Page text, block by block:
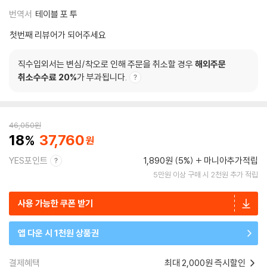
번역서 테이블 포 투
첫번째 리뷰어가 되어주세요
직수입외서는 변심/착오로 인해 주문을 취소할 경우 해외주문
취소수수료 20%가 부과됩니다.
46,050원
18 37,760
YES포인트 1,890원 (5%) 마니아추가적립
5만원 이상 구매 시 2천원 추가 적립
사용 가능한 쿠폰 받기
앱 다운 시 1천원 상품권
결제혜택 최대 2,000원 즉시할인